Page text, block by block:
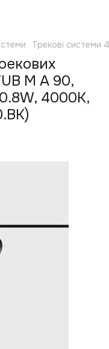
Трекові системи
M A 90,
4000К,